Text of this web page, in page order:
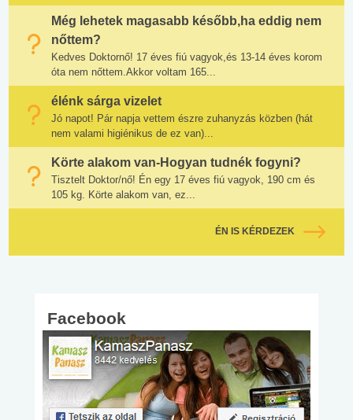
Még lehetek magasabb később,ha eddig nem
nőttem?
Kedves Doktornő! 17 éves fiú vagyok,és 13-14 éves korom
óta nem nőttem.Akkor voltam 165...
élénk sárga vizelet
Jó napot! Pár napja vettem észre zuhanyzás közben (hát
nem valami higiénikus de ez van)...
Körte alakom van-Hogyan tudnék fogyni?
Tisztelt Doktor/nő! Én egy 17 éves fiú vagyok, 190 cm és
105 kg. Körte alakom van, ez...
ÉN IS KÉRDEZEK
Facebook